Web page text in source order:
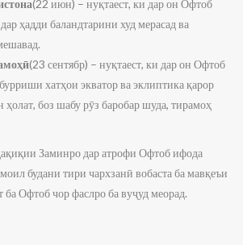
(22 июн) – нуқтаест, ки дар он Офтоб
ҳадди баландтарини худ мерасад ва
(23 сентябр) – нуқтаест, ки дар он Офтоб
хатҳои экватор ва эклиптика қарор
ҳолат, боз шабу рӯз баробар шуда, тирамоҳ
Заминро дар атрофи Офтоб ифода
будани тири чархзанӣ вобаста ба мавқеъи
Офтоб чор фаслро ба вуҷуд меорад.